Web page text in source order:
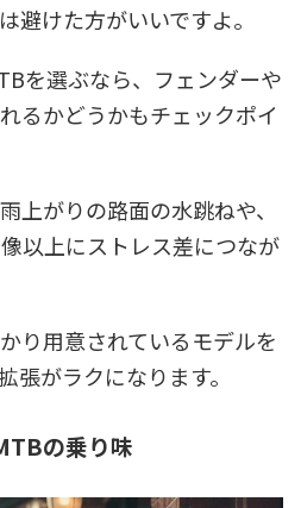
避けた方がいいですよ。
を選ぶなら、フェンダーや
るかどうかもチェックポイ
上がりの路面の水跳ねや、
以上にストレス差につなが
り用意されているモデルを
張がラクになります。
の乗り味